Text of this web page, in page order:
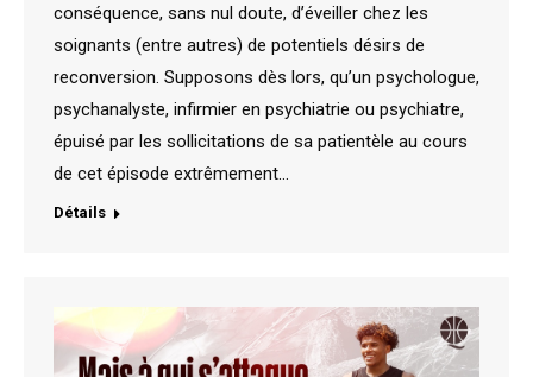
conséquence, sans nul doute, d’éveiller chez les
soignants (entre autres) de potentiels désirs de
reconversion. Supposons dès lors, qu’un psychologue,
psychanalyste, infirmier en psychiatrie ou psychiatre,
épuisé par les sollicitations de sa patientèle au cours
de cet épisode extrêmement…
Détails